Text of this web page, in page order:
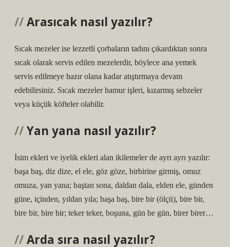
Arasıcak nasıl yazılır?
Sıcak mezeler ise lezzetli çorbaların tadını çıkardıktan sonra
sıcak olarak servis edilen mezelerdir, böylece ana yemek
servis edilmeye hazır olana kadar atıştırmaya devam
edebilirsiniz. Sıcak mezeler hamur işleri, kızarmış sebzeler
veya küçük köfteler olabilir.
Yan yana nasıl yazılır?
İsim ekleri ve iyelik ekleri alan ikilemeler de ayrı ayrı yazılır:
başa baş, diz dize, el ele, göz göze, birbirine girmiş, omuz
omuza, yan yana; baştan sona, daldan dala, elden ele, günden
güne, içinden, yıldan yıla; başa baş, bire bir (ölçü), bire bir,
bire bir, bire bir; teker teker, boşuna, gün be gün, birer birer…
Arda sıra nasıl yazılır?